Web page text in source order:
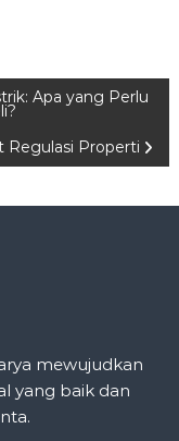
Apa yang Perlu
Regulasi Properti
mewujudkan
yang baik dan